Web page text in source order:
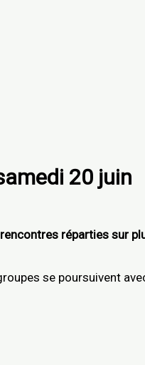
20 juin
réparties
se poursuivent